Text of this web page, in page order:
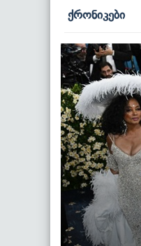
ქრონიკები